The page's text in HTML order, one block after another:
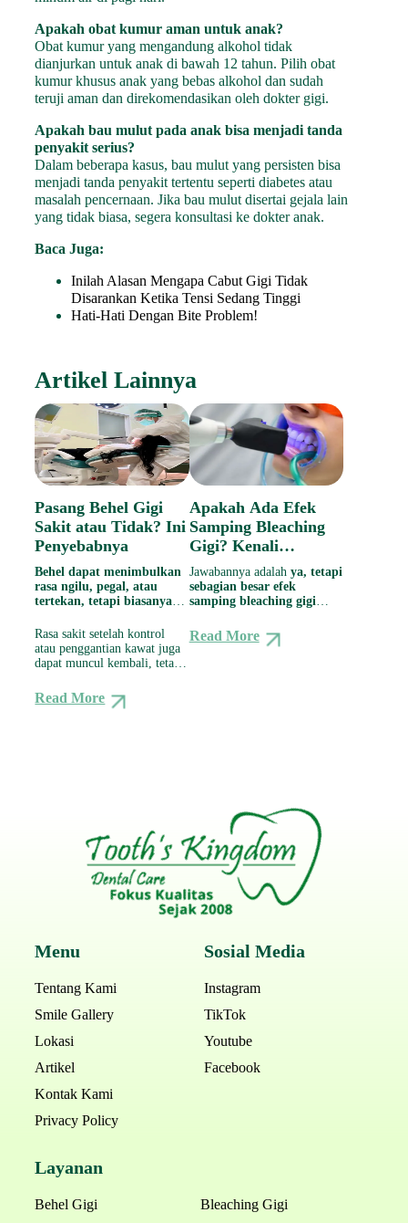
Apakah obat kumur aman untuk anak?
Obat kumur yang mengandung alkohol tidak
dianjurkan untuk anak di bawah 12 tahun. Pilih obat
kumur khusus anak yang bebas alkohol dan sudah
teruji aman dan direkomendasikan oleh dokter gigi.
Apakah bau mulut pada anak bisa menjadi tanda
penyakit serius?
Dalam beberapa kasus, bau mulut yang persisten bisa
menjadi tanda penyakit tertentu seperti diabetes atau
masalah pencernaan. Jika bau mulut disertai gejala lain
yang tidak biasa, segera konsultasi ke dokter anak.
Baca Juga:
Inilah Alasan Mengapa Cabut Gigi Tidak
Disarankan Ketika Tensi Sedang Tinggi
Hati-Hati Dengan Bite Problem!
Artikel Lainnya
Pasang Behel Gigi
Sakit atau Tidak? Ini
Penyebabnya
Behel dapat menimbulkan
rasa ngilu, pegal, atau
tertekan, tetapi biasanya
tidak nyaman paling sering
terasa selama 24–48 jam
pertama, kemudian berkurang
secara bertahap dalam
satu minggu.
Rasa sakit setelah kontrol
atau penggantian kawat juga
dapat muncul kembali, tetapi
berlangsung lebih singkat
dibandingkan masa awal
Read More
Apakah Ada Efek
Samping Bleaching
Gigi? Kenali
Penyebab, Cara
Mengatasi, dan
Kapan Harus ke
Jawabannya adalah ya, tetapi
sebagian besar efek
samping bleaching gigi
dan dapat diatasi dengan
perawatan yang tepat.
Read More
Menu
Tentang Kami
Smile Gallery
Lokasi
Artikel
Kontak Kami
Privacy Policy
Layanan
Behel Gigi Bleaching Gigi
Sosial Media
Instagram
TikTok
Youtube
Facebook